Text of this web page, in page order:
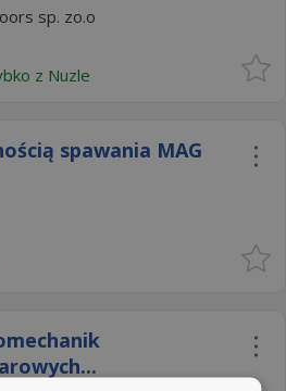
sp. zo.o
z Nuzle
spawania MAG